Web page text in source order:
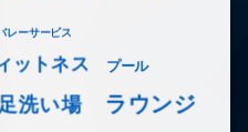
レーサービス
ットネス プール
洗い場 ラウンジ